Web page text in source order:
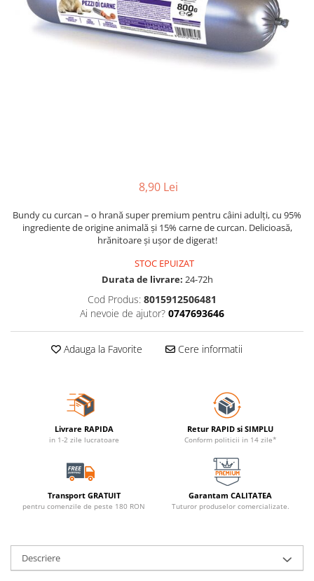
8,90 Lei
Bundy cu curcan – o hrană super premium pentru câini adulți, cu 95%
ingrediente de origine animală și 15% carne de curcan. Delicioasă,
hrănitoare și ușor de digerat!
STOC EPUIZAT
Durata de livrare: 24-72h
Cod Produs: 8015912506481
Ai nevoie de ajutor? 0747693646
Adauga la Favorite Cere informatii
Livrare RAPIDA
in 1-2 zile lucratoare
Retur RAPID si SIMPLU
Conform politicii in 14 zile*
Transport GRATUIT
pentru comenzile de peste 180 RON
Garantam CALITATEA
Tuturor produselor comercializate.
Descriere